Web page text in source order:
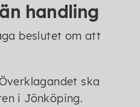
handling
beslutet om att
ska
i Jönköping.